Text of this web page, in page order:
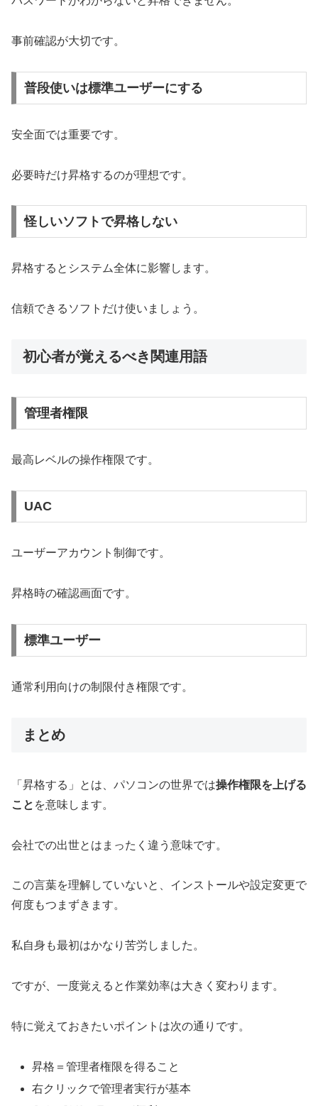
事前確認が大切です。
普段使いは標準ユーザーにする
安全面では重要です。
必要時だけ昇格するのが理想です。
怪しいソフトで昇格しない
昇格するとシステム全体に影響します。
信頼できるソフトだけ使いましょう。
初心者が覚えるべき関連用語
管理者権限
最高レベルの操作権限です。
UAC
ユーザーアカウント制御です。
昇格時の確認画面です。
標準ユーザー
通常利用向けの制限付き権限です。
まとめ
「昇格する」とは、パソコンの世界では操作権限を上げる
こと を意味します。
会社での出世とはまったく違う意味です。
この言葉を理解していないと、インストールや設定変更で
何度もつまずきます。
私自身も最初はかなり苦労しました。
ですが、一度覚えると作業効率は大きく変わります。
特に覚えておきたいポイントは次の通りです。
昇格＝管理者権限を得ること
右クリックで管理者実行が基本